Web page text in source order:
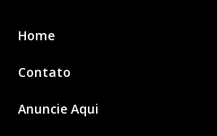
Home
Contato
Anuncie Aqui